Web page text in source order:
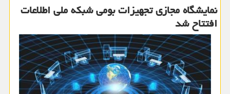
نمایشگاه مجازی تجهیزات بومی شبكه ملی اطلاعات
افتتاح شد